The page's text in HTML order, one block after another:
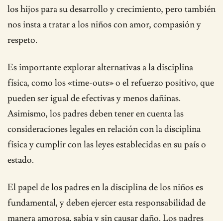
los hijos para su desarrollo y crecimiento, pero también
nos insta a tratar a los niños con amor, compasión y
respeto.
Es importante explorar alternativas a la disciplina
física, como los «time-outs» o el refuerzo positivo, que
pueden ser igual de efectivas y menos dañinas.
Asimismo, los padres deben tener en cuenta las
consideraciones legales en relación con la disciplina
física y cumplir con las leyes establecidas en su país o
estado.
El papel de los padres en la disciplina de los niños es
fundamental, y deben ejercer esta responsabilidad de
manera amorosa, sabia y sin causar daño. Los padres